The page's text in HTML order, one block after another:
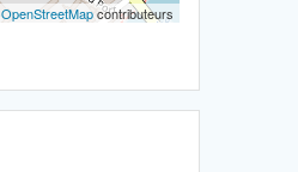
OpenStreetMapcontributeurs